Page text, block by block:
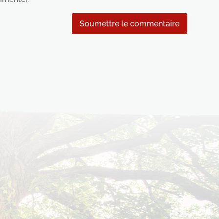
Soumettre le commentaire